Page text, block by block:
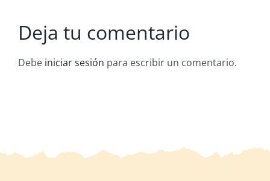
Deja tu comentario
Debe iniciar sesión para escribir un comentario.